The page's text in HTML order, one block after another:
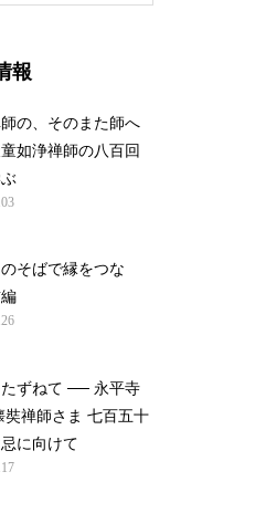
報
の、そのまた師へ
如浄禅師の八百回
そばで縁をつな
ずねて ── 永平寺
奘禅師さま 七百五十
に向けて